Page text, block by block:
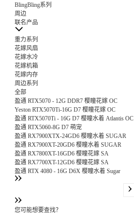
BlingBling系列
周边
联名产品
重力系列
花嫁风扇
花嫁水冷
花嫁机箱
花嫁内存
周边系列
全部
盈通 RTX5070 - 12G DDR7 樱瞳花嫁 OC
Yeston RTX5070Ti-16G D7 樱瞳花嫁 OC
盈通 RTX5070Ti - 16G D7 樱瞳水着 Atlantis OC
盈通 RTX5060-8G D7 萌宠
盈通 RX7900XTX-24GD6 樱瞳水着 SUGAR
盈通 RX7900XT-20GD6 樱瞳水着 SUGAR
盈通 RX7800XT-16GD6 樱瞳花嫁 SA
盈通 RX7700XT-12GD6 樱瞳花嫁 SA
盈通 RTX 4080 - 16G D6X 樱瞳水着 Sugar
您可能想要查找？